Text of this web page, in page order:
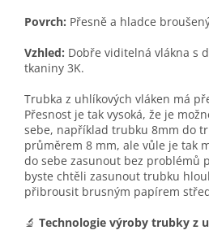
Povrch: Přesně a hladce
Vzhled: Dobře viditelná vlákna s
tkaniny 3K.
Trubka z uhlíkových vláken má
Přesnost je tak vysoká, že je
sebe, například trubku 8mm do
průměrem 8 mm, ale vůle je tak
do sebe zasunout bez problémů
byste chtěli zasunout trubku
přibrousit brusným papírem
🔬 Technologie výroby trubky z